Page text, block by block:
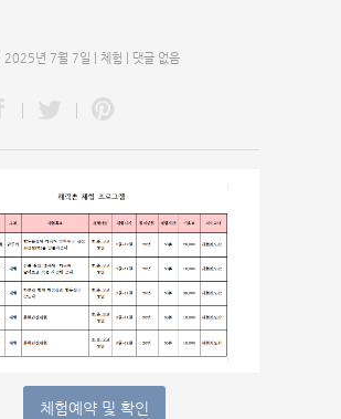
| 2025년 7월 7일 | 체험 댓글 없음
체험예약 및 확인